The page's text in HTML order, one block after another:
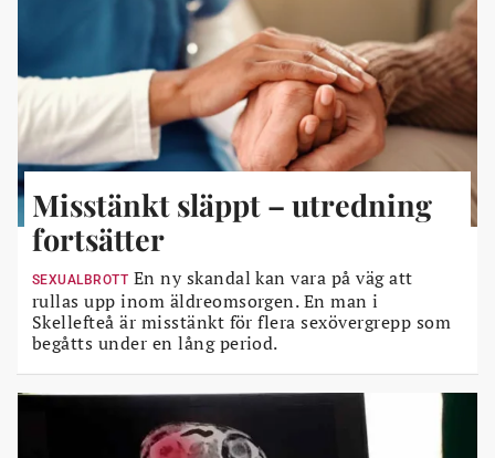
Misstänkt släppt – utredning
fortsätter
SEXUALBROTT En ny skandal kan vara på väg att
rullas upp inom äldreomsorgen. En man i
Skellefteå är misstänkt för flera sexövergrepp som
begåtts under en lång period.